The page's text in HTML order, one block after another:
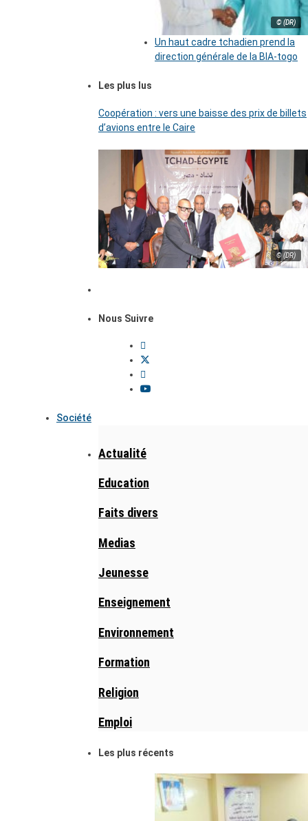
© (DR)
Un haut cadre tchadien prend la
direction générale de la BIA-togo
Les plus lus
Coopération : vers une baisse des prix de billets
d’avions entre le Caire
© (DR)
Nous Suivre
Société
Actualité
Education
Faits divers
Medias
Jeunesse
Enseignement
Environnement
Formation
Religion
Emploi
Les plus récents